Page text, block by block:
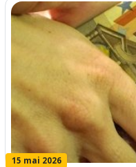
15 mai 2026